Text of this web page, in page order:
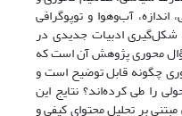
آب‌وهوا و توپوگرافی
ادبیات جدیدی در
محوری پژوهش آن است که
چگونه قابل توضیح است و
را طی کرده‌اند؟ نتایج این
مبتنی بر تحلیل محتوای کیفی و